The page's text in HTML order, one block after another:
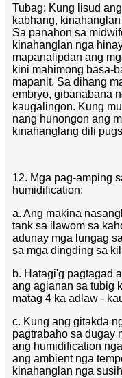
Tubag: Kung lisud
kabhang,
Sa panahon sa
kinahanglan nga
mapanalipdan ang
kini mahimong basa-
mapanit. Sa dihang
embryo, gibanabana
kaugalingon. Kung
nang hunongon ang
kinahanglang dili
12. Mga pag-amping
humidification:
a. Ang makina
tank sa ilawom sa
adunay mga lungag
sa mga dingding sa
b. Hatagi'g pagtagad
ang agianan sa tubig
matag 4 ka adlaw -
c. Kung ang gitakda
pagtrabaho sa dugay
ang humidification
ang ambient nga
kinahanglan nga